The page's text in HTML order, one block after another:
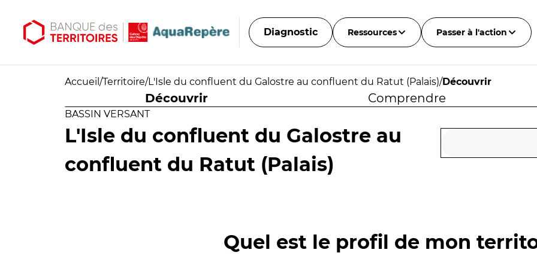
Diagnostic Ressources Passer à l'action
Accueil /Territoire/L'Isle du confluent du Galostre au confluent du Ratut (Palais)/Découvrir
Découvrir Comprendre
BASSIN VERSANT
L'Isle du confluent du Galostre au
confluent du Ratut (Palais)
Quel est le profil de mon